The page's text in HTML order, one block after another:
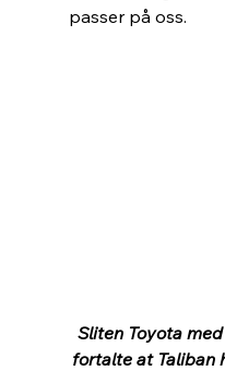
passer på oss.
Sliten Toyota
fortalte at Taliban